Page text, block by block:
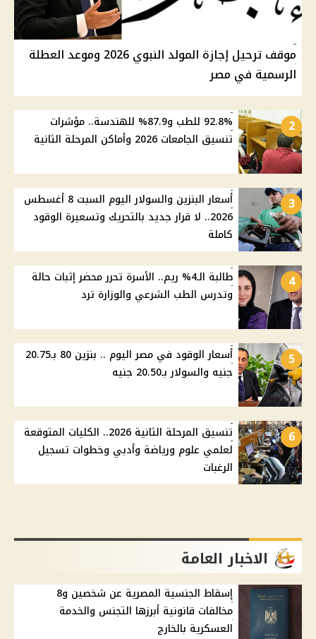
موقف ترحيل إجازة المولد النبوي 2026 وموعد العطلة
الرسمية في مصر
2
92.8% للطب و87.9% للهندسة.. مؤشرات
تنسيق الجامعات 2026 وأماكن المرحلة الثانية
3
أسعار البنزين والسولار اليوم السبت 8 أغسطس
2026.. لا قرار جديد بالتحريك وتسعيرة الوقود
كاملة
4
طالبة الـ4% ريم.. الأسرة تحرر محضر إثبات حالة
وتدرس الطب الشرعي والوزارة ترد
5
أسعار الوقود في مصر اليوم .. بنزين 80 بـ20.75
جنيه والسولار بـ20.50 جنيه
6
تنسيق المرحلة الثانية 2026.. الكليات المتوقعة
لعلمي علوم ورياضة وأدبي وخطوات تسجيل
الرغبات
الاخبار العامة
إسقاط الجنسية المصرية عن شخصين و8
مخالفات قانونية أبرزها التجنس والخدمة
العسكرية بالخارج